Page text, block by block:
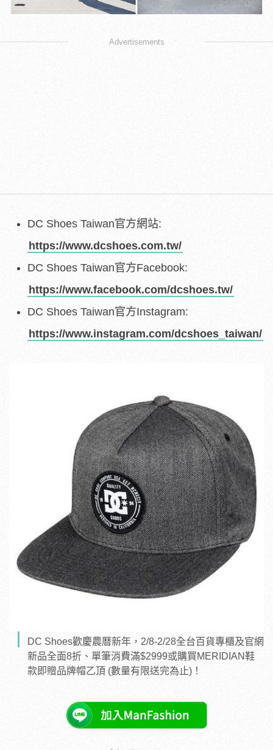
Advertisements
DC Shoes Taiwan官方網站:
https://www.dcshoes.com.tw/
DC Shoes Taiwan官方Facebook:
https://www.facebook.com/dcshoes.tw/
DC Shoes Taiwan官方Instagram:
https://www.instagram.com/dcshoes_taiwan/
DC Shoes歡慶農曆新年，2/8-2/28全台百貨專櫃及官網
新品全面8折、單筆消費滿$2999或購買MERIDIAN鞋
款即贈品牌帽乙頂 (數量有限送完為止)！